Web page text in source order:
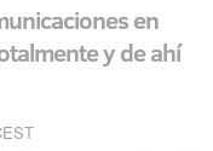
en
y de ahí